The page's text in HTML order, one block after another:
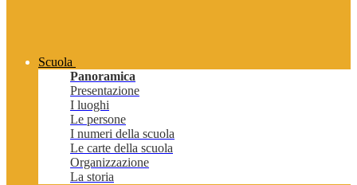
Scuola
Panoramica
Presentazione
I luoghi
Le persone
I numeri della scuola
Le carte della scuola
Organizzazione
La storia